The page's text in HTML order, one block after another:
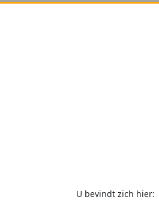
U bevindt zich hier: